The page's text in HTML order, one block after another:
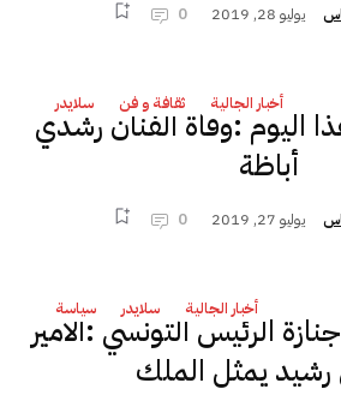
يوليو 28, 2019 0
أخبار الجالية ثقافة و فن سلايدر
اليوم :وفاة الفنان رشدي
أباظة
يوليو 27, 2019 0
أخبار الجالية سلايدر سياسة
الرئيس التونسي :الأمير
رشيد يمثل الملك